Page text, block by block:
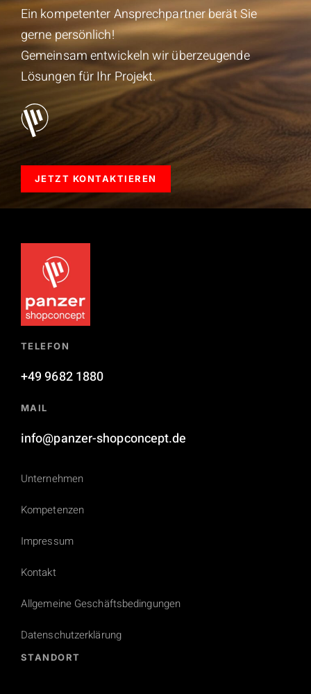
Ein kompetenter Ansprechpartner berät Sie
gerne persönlich!
Gemeinsam entwickeln wir überzeugende
Lösungen für Ihr Projekt.
JETZT KONTAKTIEREN
TELEFON
+49 9682 1880
MAIL
info@panzer-shopconcept.de
Unternehmen
Kompetenzen
Impressum
Kontakt
Allgemeine Geschäftsbedingungen
Datenschutzerklärung
STANDORT